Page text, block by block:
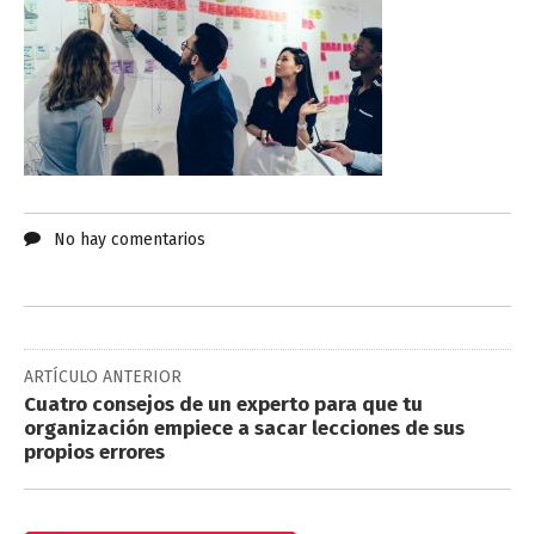
No hay comentarios
ARTÍCULO ANTERIOR
Cuatro consejos de un experto para que tu
organización empiece a sacar lecciones de sus
propios errores